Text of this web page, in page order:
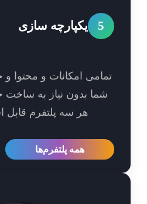
یکپارچه سازی
امکانات و محتوا و حتی
بدون نیاز به ساخت حساب جدا
هر سه پلتفرم قابل استفاده
همه پلتفرم‌ها